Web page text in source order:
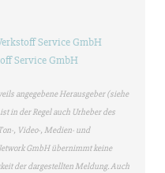
Service GmbH
Service GmbH
angegebene Herausgeber (siehe
in der Regel auch Urheber des
, Video-, Medien- und
GmbH übernimmt keine
der dargestellten Meldung. Auch